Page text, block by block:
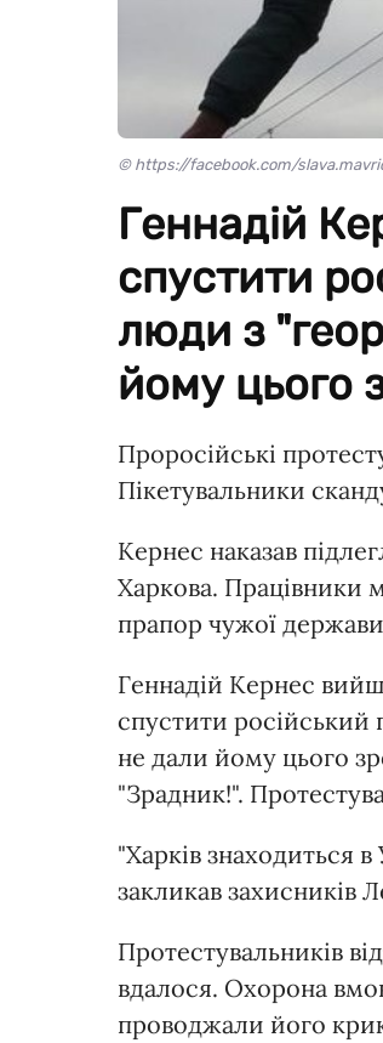
© https://facebook.com/
Геннадій
спустити
люди з
йому цього
Проросійські
Пікетувальники
Кернес наказав
Харкова. Працівники
прапор чужої
Геннадій Кернес
спустити російський
не дали йому цього
"Зрадник!".
"Харків знаходиться
закликав захисників
Протестувальників
вдалося. Охорона
проводжали його